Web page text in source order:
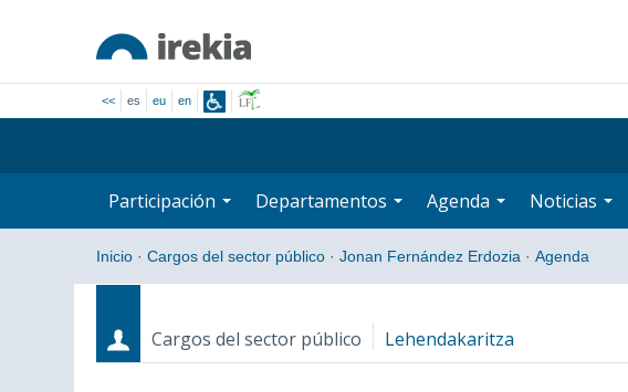
<< es eu en
Participación Departamentos Agenda Noticias
Inicio · Cargos del sector público · Jonan Fernández Erdozia · Agenda
Cargos del sector público Lehendakaritza